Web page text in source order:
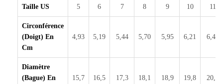
Taille US 5 6 7 8 9 10 11
Circonférence
(doigt) En
Cm
4,93 5,19 5,44 5,70 5,95 6,21 6,46
Diamètre
(bague) En
15,7 16,5 17,3 18,1 18,9 19,8 20,6